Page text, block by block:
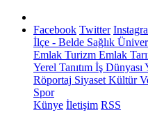
Facebook Twitter
İlçe - Belde Sağlık
Emlak Turizm Emlak
Yerel Tanıtım İş Dünyası
Röportaj Siyaset Kültür
Spor
Künye İletişim RSS